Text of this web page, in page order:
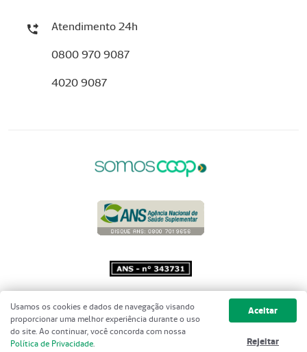
Atendimento 24h
0800 970 9087
4020 9087
Copyright 2001 - 2026 Unimed do
Brasil - Todos os direitos reservados
Usamos os cookies e dados de navegação visando
proporcionar uma melhor experiência durante o uso
do site. Ao continuar, você concorda com nossa
Política de Privacidade.
Aceitar
Rejeitar